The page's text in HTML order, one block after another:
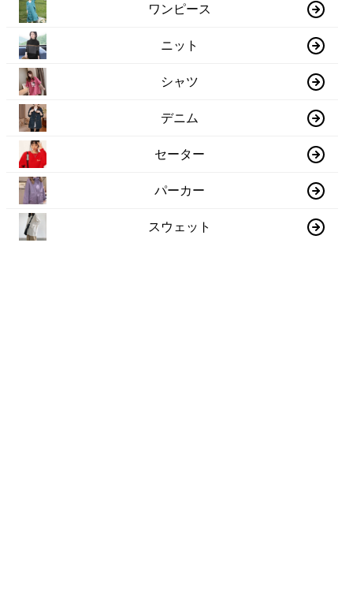
ワンピース
ニット
シャツ
デニム
セーター
パーカー
スウェット